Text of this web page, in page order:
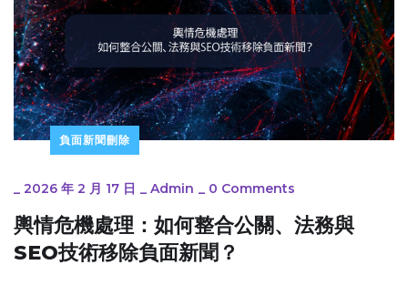
負面新聞刪除
_ 2026 年 2 月 17 日 _ Admin _ 0 Comments
輿情危機處理：如何整合公關、法務與
SEO技術移除負面新聞？